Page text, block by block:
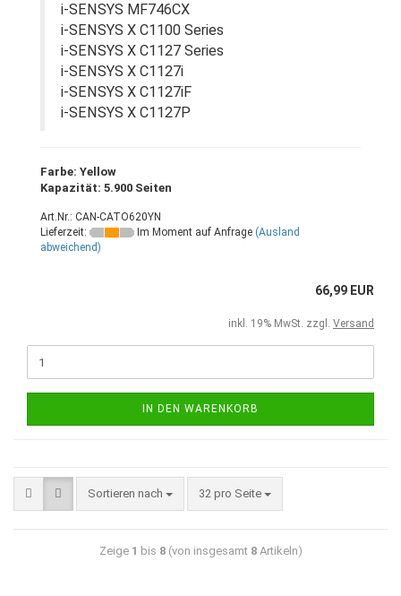
i-SENSYS MF746CX
i-SENSYS X C1100 Series
i-SENSYS X C1127 Series
i-SENSYS X C1127i
i-SENSYS X C1127iF
i-SENSYS X C1127P
Farbe: Yellow
Kapazität: 5.900 Seiten
Art.Nr.: CAN-CATO620YN
Lieferzeit:
Im Moment auf Anfrage (Ausland
abweichend)
66,99 EUR
inkl. 19% MwSt. zzgl. Versand
IN DEN WARENKORB
Sortieren nach 32 pro Seite
Zeige 1 bis 8(von insgesamt 8Artikeln)